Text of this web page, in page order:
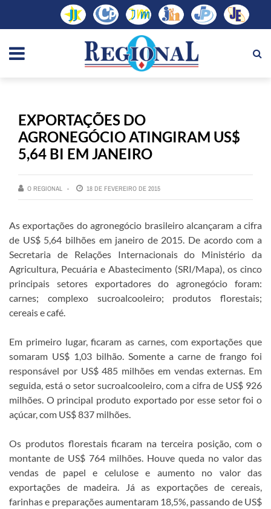
EXPORTAÇÕES DO
AGRONEGÓCIO ATINGIRAM US$
5,64 BI EM JANEIRO
O REGIONAL 18 DE FEVEREIRO DE 2015
As exportações do agronegócio brasileiro alcançaram a cifra
de US$ 5,64 bilhões em janeiro de 2015. De acordo com a
Secretaria de Relações Internacionais do Ministério da
Agricultura, Pecuária e Abastecimento (SRI/Mapa), os cinco
principais setores exportadores do agronegócio foram:
carnes; complexo sucroalcooleiro; produtos florestais;
cereais e café.
Em primeiro lugar, ficaram as carnes, com exportações que
somaram US$ 1,03 bilhão. Somente a carne de frango foi
responsável por US$ 485 milhões em vendas externas. Em
seguida, está o setor sucroalcooleiro, com a cifra de US$ 926
milhões. O principal produto exportado por esse setor foi o
açúcar, com US$ 837 milhões.
Os produtos florestais ficaram na terceira posição, com o
montante de US$ 764 milhões. Houve queda no valor das
vendas de papel e celulose e aumento no valor das
exportações de madeira. Já as exportações de cereais,
farinhas e preparações aumentaram 18,5%, passando de US$